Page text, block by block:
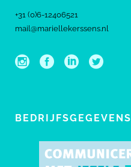
+31 (0)6-12406521
mail@mariellekerssens.nl
BEDRIJFSGEGEVENS